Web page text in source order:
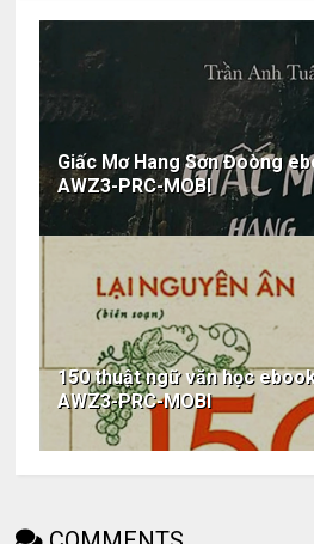
Giấc Mơ Hang Sơn Đoòng
AWZ3-PRC-MOBI
150 thuật ngữ văn học
AWZ3-PRC-MOBI